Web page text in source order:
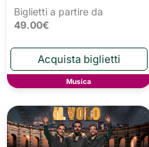
Biglietti a partire da
49.00€
Musica